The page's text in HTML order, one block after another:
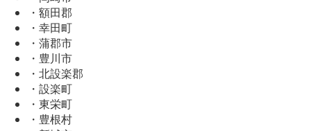
・額田郡
・幸田町
・蒲郡市
・豊川市
・北設楽郡
・設楽町
・東栄町
・豊根村